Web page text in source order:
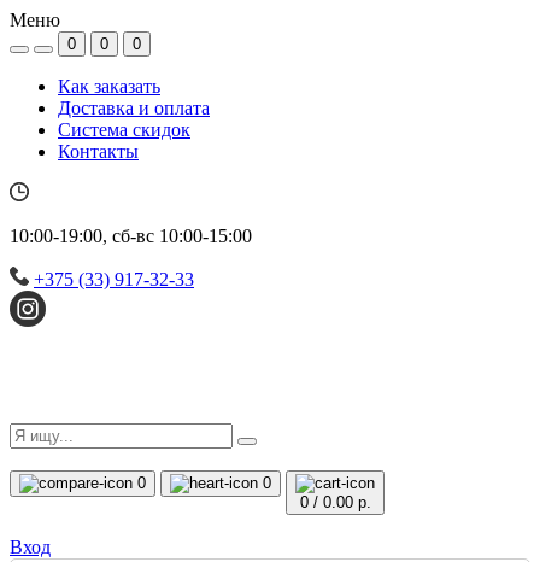
Меню
0 0 0
Как заказать
Доставка и оплата
Система скидок
Контакты
10:00-19:00, сб-вс 10:00-15:00
+375 (33) 917-32-33
0
0
0/ 0.00 р.
Вход